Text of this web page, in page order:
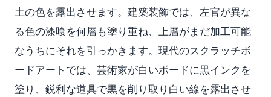
土の色を露出させます。建築装飾では、左官が異な
る色の漆喰を何層も塗り重ね、上層がまだ加工可能
なうちにそれを引っかきます。現代のスクラッチボ
ードアートでは、芸術家が白いボードに黒インクを
塗り、鋭利な道具で黒を削り取り白い線を露出させ